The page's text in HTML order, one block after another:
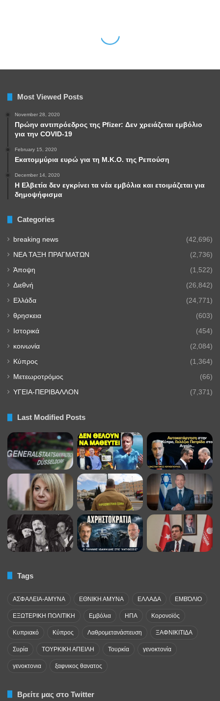
Most Viewed Posts
November 28, 2020
Πρώην αντιπρόεδρος της Pfizer: Δεν χρειάζεται εμβόλιο
για την COVID-19
February 15, 2020
Εκατομμύρια ευρώ για τη Μ.Κ.Ο. της Ρεπούση
December 14, 2020
Η Ελβετία δεν εγκρίνει τα νέα εμβόλια και ετοιμάζεται για
δημοψήφισμα
Categories
breaking news (42,696)
NEA TAΞΗ ΠΡΑΓΜΑΤΩΝ (2,736)
Άποψη (1,522)
Διεθνή (26,842)
Ελλάδα (24,771)
θρησκεια (603)
Ιστορικά (454)
κοινωνία (2,084)
Κύπρος (1,364)
Μετεωροτρόμος (66)
ΥΓΕΙΑ-ΠΕΡΙΒΑΛΛΟΝ (7,371)
Last Modified Posts
Tags
ΑΣΦΑΛΕΙΑ-ΑΜΥΝΑ ΕΘΝΙΚΗ ΑΜΥΝΑ ΕΛΛΑΔΑ ΕΜΒΌΛΙΟ
ΕΞΩΤΕΡΙΚΗ ΠΟΛΙΤΙΚΗ Εμβόλια ΗΠΑ Κορονοϊός
Κυπριακό Κύπρος Λαθρομετανάστευση ΞΑΦΝΙΚΙΤΙΔΑ
Συρία ΤΟΥΡΚΙΚΗ ΑΠΕΙΛΗ Τουρκία γενοκτονία
γενοκτονια ξαφνικος θανατος
Βρείτε μας στο Twitter